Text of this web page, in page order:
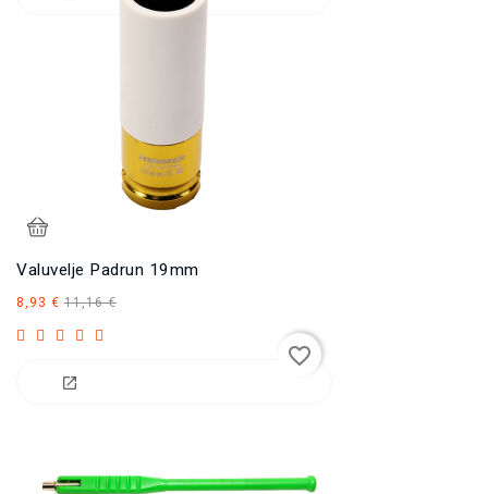
Valuvelje Padrun 19mm
8,93 € Tavahind
11,16 €Hind
favorite_border